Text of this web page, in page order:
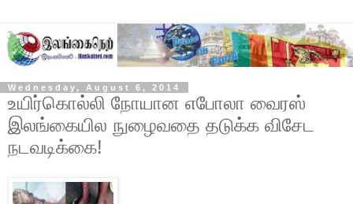
Wednesday, August 6, 2014
உயிர்கொல்லி நோயான எபோலா வைரஸ்
இலங்கையில நுழைவதை தடுக்க விசேட
நடவடிக்கை!